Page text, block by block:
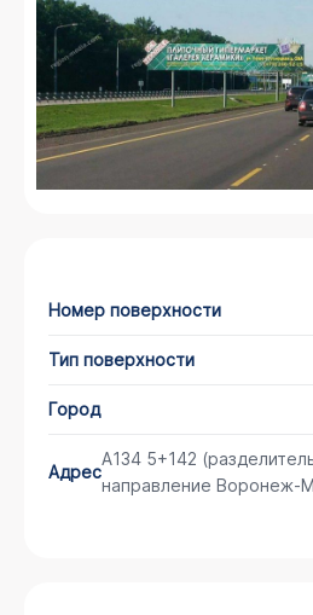
Номер поверхности
Тип поверхности
Город
Адрес
А134 5+142
направление Воронеж-